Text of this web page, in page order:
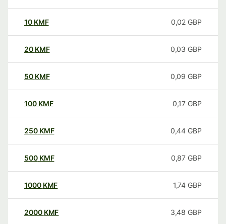
10 KMF 0,02 GBP
20 KMF 0,03 GBP
50 KMF 0,09 GBP
100 KMF 0,17 GBP
250 KMF 0,44 GBP
500 KMF 0,87 GBP
1000 KMF 1,74 GBP
2000 KMF 3,48 GBP